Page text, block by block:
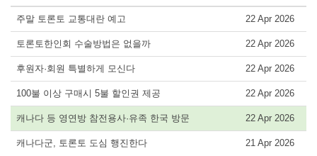
주말 토론토 교통대란 예고 22 Apr 2026
토론토한인회 수술방법은 없을까 22 Apr 2026
후원자·회원 특별하게 모신다 22 Apr 2026
100불 이상 구매시 5불 할인권 제공 22 Apr 2026
캐나다 등 영연방 참전용사·유족 한국 방문 22 Apr 2026
캐나다군, 토론토 도심 행진한다 21 Apr 2026